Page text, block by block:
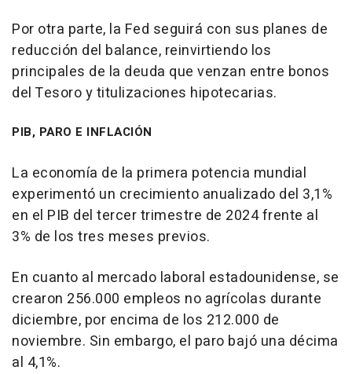
Por otra parte, la Fed seguirá con sus planes de
reducción del balance, reinvirtiendo los
principales de la deuda que venzan entre bonos
del Tesoro y titulizaciones hipotecarias.
PIB, PARO E INFLACIÓN
La economía de la primera potencia mundial
experimentó un crecimiento anualizado del 3,1%
en el PIB del tercer trimestre de 2024 frente al
3% de los tres meses previos.
En cuanto al mercado laboral estadounidense, se
crearon 256.000 empleos no agrícolas durante
diciembre, por encima de los 212.000 de
noviembre. Sin embargo, el paro bajó una décima
al 4,1%.